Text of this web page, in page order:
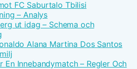
FC Saburtalo Tbilisi
– Analys
ut idag – Schema och
Alana Martina Dos Santos
En Innebandymatch – Regler Och